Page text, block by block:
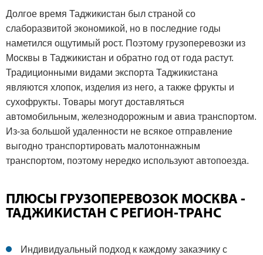
Долгое время Таджикистан был страной со
слаборазвитой экономикой, но в последние годы
наметился ощутимый рост. Поэтому грузоперевозки из
Москвы в Таджикистан и обратно год от года растут.
Традиционными видами экспорта Таджикистана
являются хлопок, изделия из него, а также фрукты и
сухофрукты. Товары могут доставляться
автомобильным, железнодорожным и авиа транспортом.
Из-за большой удаленности не всякое отправление
выгодно транспортировать малотоннажным
транспортом, поэтому нередко используют автопоезда.
ПЛЮСЫ ГРУЗОПЕРЕВОЗОК МОСКВА -
ТАДЖИКИСТАН С РЕГИОН-ТРАНС
Индивидуальный подход к каждому заказчику с